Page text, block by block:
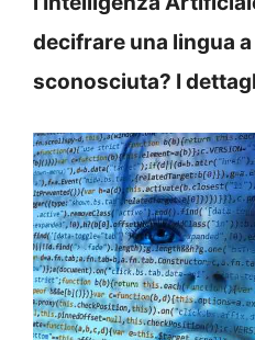
decifrare una lingua
sconosciuta? I